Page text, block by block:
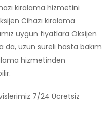
kiralama hizmetini
Cihazı kiralama
uygun fiyatlara Oksijen
da, uzun süreli hasta bakım
hizmetinden
7/24 Ücretsiz